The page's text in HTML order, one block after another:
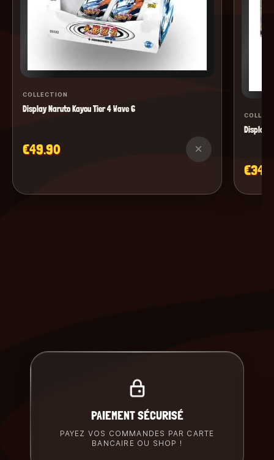
COLLECTION
Display Naruto Kayou Tier 4 Wave 6
€49.90 ×
Display
PAIEMENT SÉCURISÉ
PAYEZ VOS COMMANDES PAR CARTE
BANCAIRE OU SHOP !